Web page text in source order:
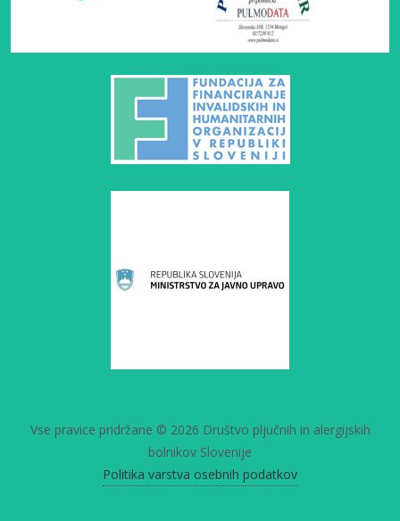
Vse pravice pridržane © 2026 Društvo pljučnih in alergijskih
bolnikov Slovenije
Politika varstva osebnih podatkov